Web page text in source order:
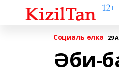
Социаль өлкә 29
Әби-